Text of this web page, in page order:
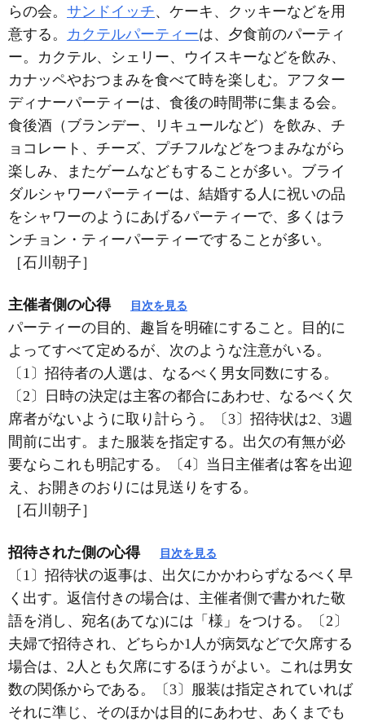
らの会。 サンドイッチ、ケーキ、クッキーなどを用
意する。 カクテルパーティーは、夕食前のパーティ
ー。カクテル、シェリー、ウイスキーなどを飲み、
カナッペやおつまみを食べて時を楽しむ。アフター
ディナーパーティーは、食後の時間帯に集まる会。
食後酒（ブランデー、リキュールなど）を飲み、チ
ョコレート、チーズ、プチフルなどをつまみながら
楽しみ、またゲームなどもすることが多い。ブライ
ダルシャワーパーティーは、結婚する人に祝いの品
をシャワーのようにあげるパーティーで、多くはラ
ンチョン・ティーパーティーですることが多い。
［石川朝子］
主催者側の心得 目次を見る
パーティーの目的、趣旨を明確にすること。目的に
よってすべて定めるが、次のような注意がいる。
〔1〕招待者の人選は、なるべく男女同数にする。
〔2〕日時の決定は主客の都合にあわせ、なるべく欠
席者がないように取り計らう。〔3〕招待状は2、3週
間前に出す。また服装を指定する。出欠の有無が必
要ならこれも明記する。〔4〕当日主催者は客を出迎
え、お開きのおりには見送りをする。
［石川朝子］
招待された側の心得 目次を見る
〔1〕招待状の返事は、出欠にかかわらずなるべく早
く出す。返信付きの場合は、主催者側で書かれた敬
語を消し、宛名(あてな)には「様」をつける。〔2〕
夫婦で招待され、どちらか1人が病気などで欠席する
場合は、2人とも欠席にするほうがよい。これは男女
数の関係からである。〔3〕服装は指定されていれば
それに準じ、そのほかは目的にあわせ、あくまでも